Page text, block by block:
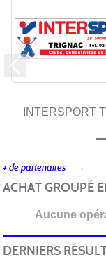
INTERSPORT
+ de partenaires
ACHAT GROUPÉ
Aucune
DERNIERS